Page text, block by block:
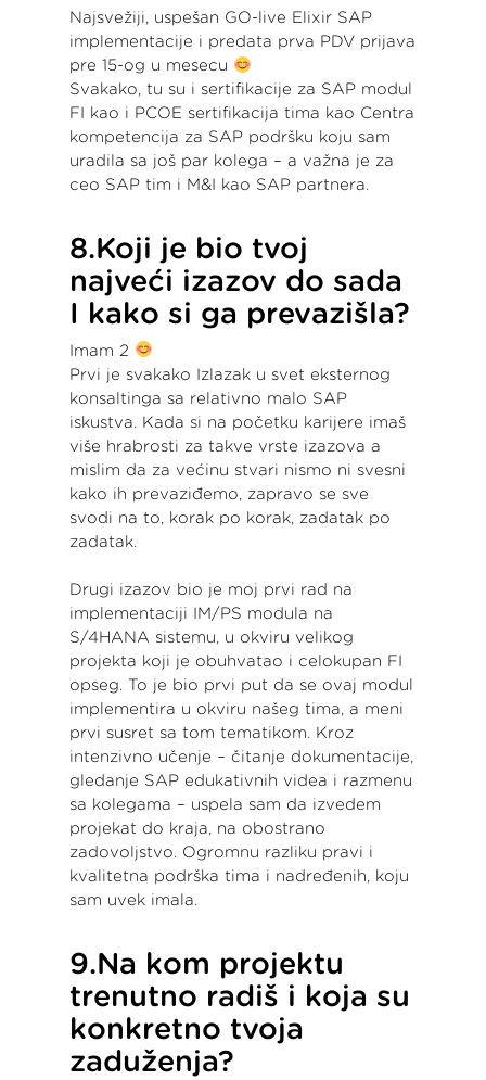
Najsvežiji, uspešan GO-live Elixir SAP
implementacije i predata prva PDV prijava
pre 15-og u mesecu
Svakako, tu su i sertifikacije za SAP modul
FI kao i PCOE sertifikacija tima kao Centra
kompetencija za SAP podršku koju sam
uradila sa još par kolega – a važna je za
ceo SAP tim i M&I kao SAP partnera.
8.Koji je bio tvoj
najveći izazov do sada
I kako si ga prevazišla?
Imam 2
Prvi je svakako Izlazak u svet eksternog
konsaltinga sa relativno malo SAP
iskustva. Kada si na početku karijere imaš
više hrabrosti za takve vrste izazova a
mislim da za većinu stvari nismo ni svesni
kako ih prevaziđemo, zapravo se sve
svodi na to, korak po korak, zadatak po
zadatak.
Drugi izazov bio je moj prvi rad na
implementaciji IM/PS modula na
S/4HANA sistemu, u okviru velikog
projekta koji je obuhvatao i celokupan FI
opseg. To je bio prvi put da se ovaj modul
implementira u okviru našeg tima, a meni
prvi susret sa tom tematikom. Kroz
intenzivno učenje – čitanje dokumentacije,
gledanje SAP edukativnih videa i razmenu
sa kolegama – uspela sam da izvedem
projekat do kraja, na obostrano
zadovoljstvo. Ogromnu razliku pravi i
kvalitetna podrška tima i nadređenih, koju
sam uvek imala.
9.Na kom projektu
trenutno radiš i koja su
konkretno tvoja
zaduženja?